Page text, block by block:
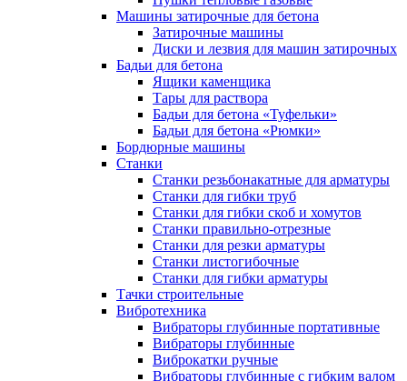
Машины затирочные для бетона
Затирочные машины
Диски и лезвия для машин затирочных
Бадьи для бетона
Ящики каменщика
Тары для раствора
Бадьи для бетона «Туфельки»
Бадьи для бетона «Рюмки»
Бордюрные машины
Станки
Станки резьбонакатные для арматуры
Станки для гибки труб
Станки для гибки скоб и хомутов
Станки правильно-отрезные
Станки для резки арматуры
Станки листогибочные
Станки для гибки арматуры
Тачки строительные
Вибротехника
Вибраторы глубинные портативные
Вибраторы глубинные
Виброкатки ручные
Вибраторы глубинные с гибким валом